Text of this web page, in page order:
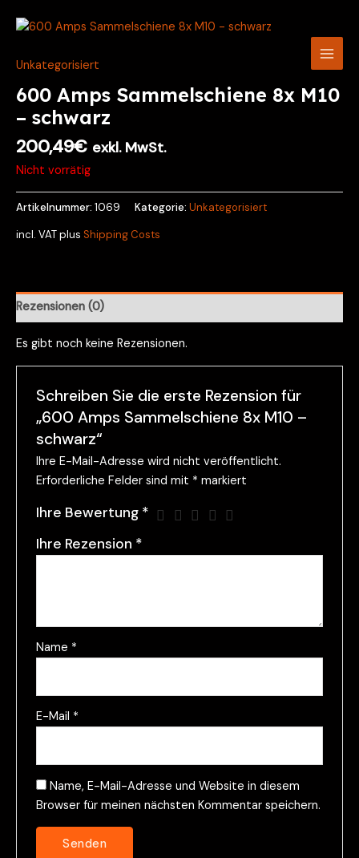
Inhalt
Unkategorisiert
600 Amps Sammelschiene 8x M10
– schwarz
200,49€ exkl. MwSt.
Nicht vorrätig
Artikelnummer: 1069 Kategorie: Unkategorisiert
incl. VATplus Shipping Costs
Rezensionen (0)
Es gibt noch keine Rezensionen.
Schreiben Sie die erste Rezension für
„600 Amps Sammelschiene 8x M10 –
schwarz“
Ihre E-Mail-Adresse wird nicht veröffentlicht.
Erforderliche Felder sind mit * markiert
Ihre Bewertung *
Ihre Rezension *
Name *
E-Mail *
Name, E-Mail-Adresse und Website in diesem
Browser für meinen nächsten Kommentar speichern.